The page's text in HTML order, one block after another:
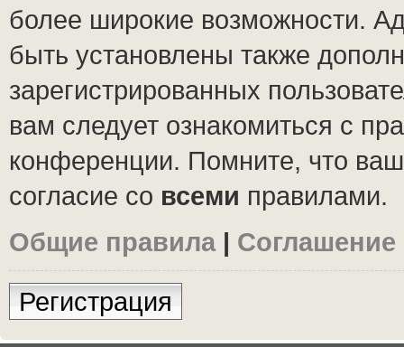
более широкие возможности.
быть установлены также
зарегистрированных
вам следует ознакомиться с
конференции. Помните, что
согласие со всеми правилами.
Общие правила |
Регистрация